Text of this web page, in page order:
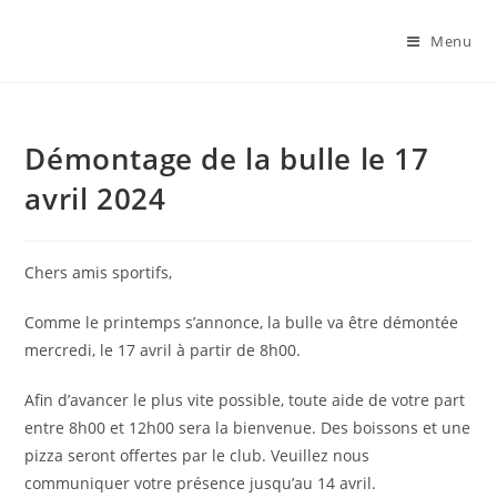
Menu
Démontage de la bulle le 17
avril 2024
Chers amis sportifs,
Comme le printemps s’annonce, la bulle va être démontée
mercredi, le 17 avril à partir de 8h00.
Afin d’avancer le plus vite possible, toute aide de votre part
entre 8h00 et 12h00 sera la bienvenue. Des boissons et une
pizza seront offertes par le club. Veuillez nous
communiquer votre présence jusqu’au 14 avril.